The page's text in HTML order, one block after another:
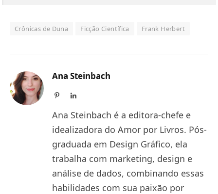
Crônicas de Duna Ficção Científica Frank Herbert
Ana Steinbach
PinterestLinkedIn
Ana Steinbach é a editora-chefe e
idealizadora do Amor por Livros. Pós-
graduada em Design Gráfico, ela
trabalha com marketing, design e
análise de dados, combinando essas
habilidades com sua paixão por